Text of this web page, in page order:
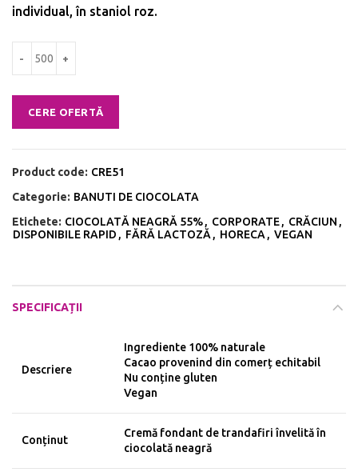
individual, în staniol roz.
CERE OFERTĂ
Product code: CRE51
Categorie: BANUTI DE CIOCOLATA
Etichete: CIOCOLATĂ NEAGRĂ 55%, CORPORATE, CRĂCIUN ,
DISPONIBILE RAPID , FĂRĂ LACTOZĂ, HORECA, VEGAN
SPECIFICAȚII
Descriere
Ingrediente 100% naturale
Cacao provenind din comerț echitabil
Nu conține gluten
Vegan
Conținut
Cremă fondant de trandafiri învelită în
ciocolată neagră